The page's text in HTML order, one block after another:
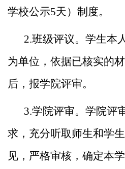
学校公示5天）制度。
2.班级评议。学生本
为单位，依据已核实的
后，报学院评审。
3.学院评审。学院评
求，充分听取师生和学
见，严格审核，确定本